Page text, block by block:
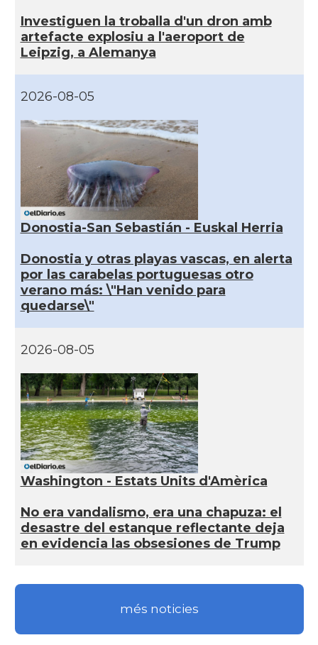
Investiguen la troballa d'un dron amb
artefacte explosiu a l'aeroport de
Leipzig, a Alemanya
2026-08-05
Donostia-San Sebastián - Euskal Herria
Donostia y otras playas vascas, en alerta
por las carabelas portuguesas otro
verano más: \"Han venido para
quedarse\"
2026-08-05
Washington - Estats Units d'Amèrica
No era vandalismo, era una chapuza: el
desastre del estanque reflectante deja
en evidencia las obsesiones de Trump
més noticies